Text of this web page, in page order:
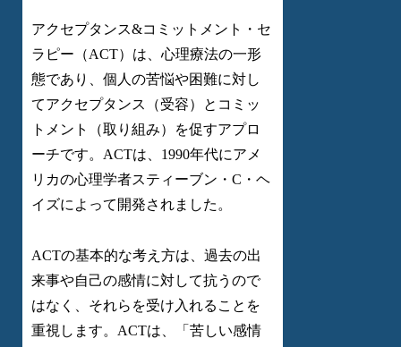
アクセプタンス&コミットメント・セ
ラピー（ACT）は、心理療法の一形
態であり、個人の苦悩や困難に対し
てアクセプタンス（受容）とコミッ
トメント（取り組み）を促すアプロ
ーチです。ACTは、1990年代にアメ
リカの心理学者スティーブン・C・ヘ
イズによって開発されました。
ACTの基本的な考え方は、過去の出
来事や自己の感情に対して抗うので
はなく、それらを受け入れることを
重視します。ACTは、「苦しい感情